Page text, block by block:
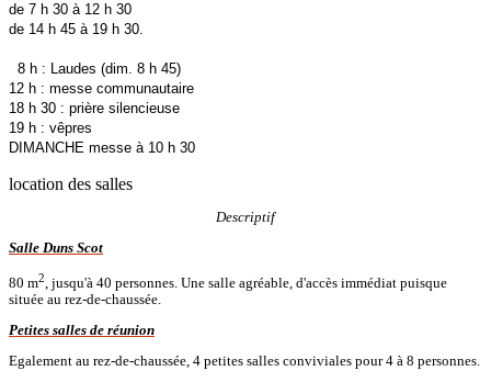
de 7 h 30 à 12 h 30
de 14 h 45 à 19 h 30.
8 h : Laudes (dim. 8 h 45)
12 h : messe communautaire
18 h 30 : prière silencieuse
19 h : vêpres
DIMANCHE messe à 10 h 30
location des salles
Descriptif
Salle Duns Scot
80 m2, jusqu'à 40 personnes. Une salle agréable, d'accès immédiat puisque
située au rez-de-chaussée.
Petites salles de réunion
Egalement au rez-de-chaussée, 4 petites salles conviviales pour 4 à 8 personnes.